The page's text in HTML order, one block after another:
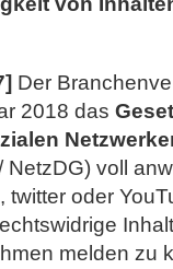
Der
2018 das
voll
oder
melden zu